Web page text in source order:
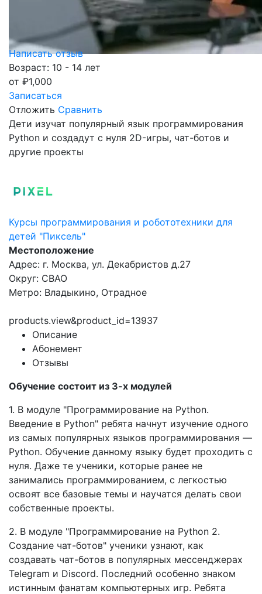
Написать отзыв
Возраст: 10 - 14 лет
от ₽1,000
Записаться
Отложить Сравнить
Дети изучат популярный язык программирования
Python и создадут с нуля 2D-игры, чат-ботов и
другие проекты
Курсы программирования и робототехники для
детей "Пиксель"
Местоположение
Адрес: г. Москва, ул. Декабристов д.27
Округ: СВАО
Метро: Владыкино, Отрадное
products.view&product_id=13937
Описание
Абонемент
Отзывы
Обучение состоит из 3-х модулей
1. В модуле "Программирование на Python.
Введение в Python" ребята начнут изучение одного
из самых популярных языков программирования —
Python. Обучение данному языку будет проходить с
нуля. Даже те ученики, которые ранее не
занимались программированием, с легкостью
освоят все базовые темы и научатся делать свои
собственные проекты.
2. В модуле "Программирование на Python 2.
Создание чат-ботов" ученики узнают, как
создавать чат-ботов в популярных мессенджерах
Telegram и Discord. Последний особенно знаком
истинным фанатам компьютерных игр. Ребята